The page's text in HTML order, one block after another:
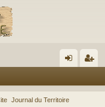
ne cri
Journal du Territoire